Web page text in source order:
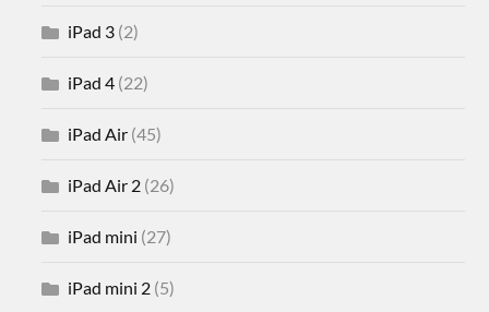
iPad 3 (2)
iPad 4 (22)
iPad Air (45)
iPad Air 2 (26)
iPad mini (27)
iPad mini 2 (5)